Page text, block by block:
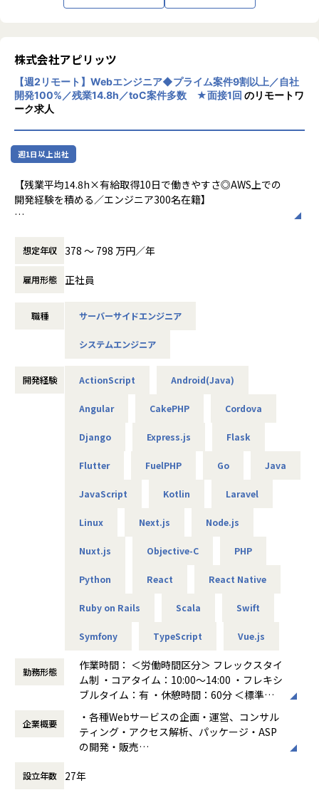
株式会社アピリッツ
【週2リモート】Webエンジニア◆プライム案件9割以上／自社
開発100%／残業14.8h／toC案件多数 ★面接1回 のリモートワ
ーク求人
週1日以上出社
【残業平均14.8h×有給取得10日で働きやすさ◎AWS上での
開発経験を積める／エンジニア300名在籍】
メディアサイト／ECサイト等、顧客のWebシステム開発にお
ける課題抽出・企画立案から開発・運用までの一連の業務を
ご経験、スキルに応じてご担当いただきます。（Ruby on Ra
ilsでの開発が中心）
推進していく社員が多く在籍しています。
■開発環境：
stAPI, Laravel, CakePHP, Spring, Tomcat, Flutter等
・その他ツール：GitHub Copilot, OpenAI GPT4-o, Anthro
Docker, Notion, Slack等
・株式会社KADOKAWA／KADOKAWAアプリ
※アサイン：3か月に1回、1on1査定があり、ご希望やキャ
リアプランを考慮しアサインします。
非常に充実している環境です。
・140cm幅のデスクに生体工学に基づいて設計された腰を痛
めにくいチェア、デュアルディスプレイ（大型）支給など、
供しています。
ていただきます。教育体制としては基本OJTとなります。
想定年収 378 〜 798 万円／年
雇用形態 正社員
職種 サーバーサイドエンジニア
システムエンジニア
開発経験 ActionScript Android(Java)
Angular CakePHP Cordova
Django Express.js Flask
Flutter FuelPHP Go Java
JavaScript Kotlin Laravel
Linux Next.js Node.js
Nuxt.js Objective-C PHP
Python React React Native
Ruby on Rails Scala Swift
Symfony TypeScript Vue.js
勤務形態
作業時間： ＜労働時間区分＞ フレックスタイ
ム制 ・コアタイム：10:00～14:00 ・フレキシ
ブルタイム：有 ・休憩時間：60分 ＜標準労
働時間帯＞ ・10:00～19:00
働き方：フレックス制（コアタイムあり）
時間外労働の有無： 有（月平均14.8時間）
休憩時間： 60分
企業概要
・各種Webサービスの企画・運営、コンサル
ティング・アクセス解析、パッケージ・ASP
の開発・販売
ンフラ構築・保守・監視
設立年数 27年